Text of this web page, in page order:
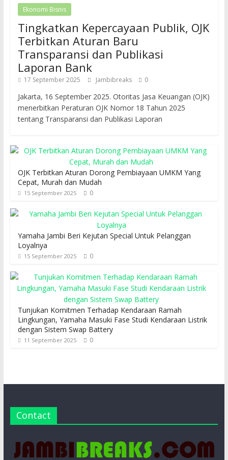
Ekonomi Bisnis
Tingkatkan Kepercayaan Publik, OJK
Terbitkan Aturan Baru
Transparansi dan Publikasi
Laporan Bank
17 September 2025 Jambibreaks 0
Jakarta, 16 September 2025. Otoritas Jasa Keuangan (OJK)
menerbitkan Peraturan OJK Nomor 18 Tahun 2025
tentang Transparansi dan Publikasi Laporan
OJK Terbitkan Aturan Dorong Pembiayaan UMKM Yang
Cepat, Murah dan Mudah
15 September 2025 0
Yamaha Jambi Beri Kejutan Special Untuk Pelanggan
Loyalnya
15 September 2025 0
Tunjukan Komitmen Terhadap Kendaraan Ramah
Lingkungan, Yamaha Masuki Fase Studi Kendaraan Listrik
dengan Sistem Swap Battery
11 September 2025 0
Contact